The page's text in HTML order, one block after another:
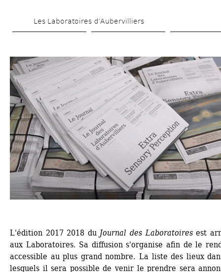
au
principal
Les Laboratoires d’Aubervilliers
L'édition 2017 2018 du Journal des Laboratoiresest
aux Laboratoires. Sa diffusion s'organise afin de le
accessible au plus grand nombre. La liste des lieux
lesquels il sera possible de venir le prendre sera